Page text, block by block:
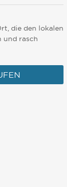
die den lokalen
und rasch